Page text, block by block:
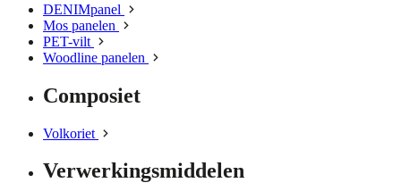
DENIMpanel
Mos panelen
PET-vilt
Woodline panelen
Composiet
Volkoriet
Verwerkingsmiddelen